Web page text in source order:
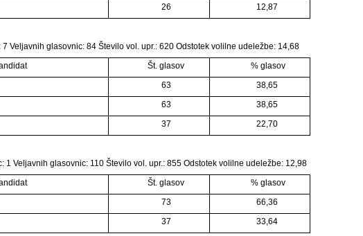
26 12,87
Veljavnih glasovnic: 84 Število vol. upr.: 620 Odstotek volilne udeležbe: 14,68
Št. glasov
% glasov
63
38,65
63
38,65
37 22,70
Veljavnih glasovnic: 110 Število vol. upr.: 855 Odstotek volilne udeležbe: 12,98
Št. glasov
% glasov
73
66,36
37 33,64